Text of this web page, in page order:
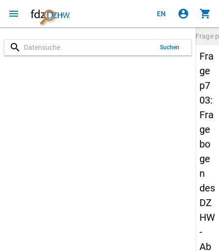
menu EN account_circle shopping_cart
search Suchen
Frage
Fra
ge
p7
03:
Fra
ge
bo
ge
n
des
DZ
HW
-
Ab